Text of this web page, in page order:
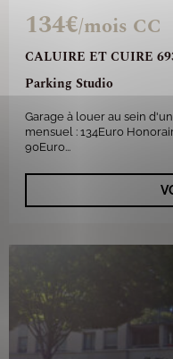
CALUIRE ET CUIRE
Parking Studio
134€/mois CC
Garage à louer au sein
mensuel : 134Euro
90Euro...